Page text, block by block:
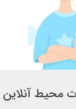
محیط آنلاین